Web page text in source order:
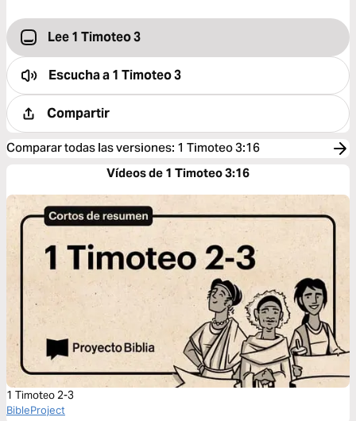
Lee 1 Timoteo 3
Escucha a1 Timoteo 3
Compartir
Comparar todas las versiones: 1 Timoteo 3:16
Vídeos de 1 Timoteo 3:16
1 Timoteo 2-3
BibleProject